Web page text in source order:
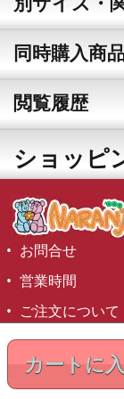
カートに
同時購入商
閲覧履歴
ショッピ
お問合せ
営業時間
ご注文について
©1999-